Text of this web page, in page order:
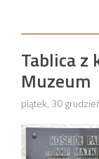
Tablica z
Muzeum
piątek, 30